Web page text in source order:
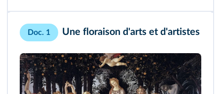
Doc. 1 Une floraison d'arts et d'artistes